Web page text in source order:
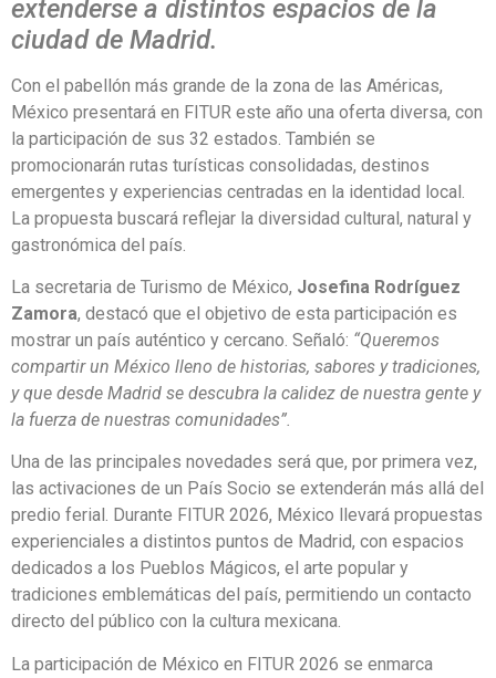
extenderse a distintos espacios de la
ciudad de Madrid.
Con el pabellón más grande de la zona de las Américas,
México presentará en FITUR este año una oferta diversa, con
la participación de sus 32 estados. También se
promocionarán rutas turísticas consolidadas, destinos
emergentes y experiencias centradas en la identidad local.
La propuesta buscará reflejar la diversidad cultural, natural y
gastronómica del país.
La secretaria de Turismo de México, Josefina Rodríguez
Zamora, destacó que el objetivo de esta participación es
mostrar un país auténtico y cercano. Señaló: “Queremos
compartir un México lleno de historias, sabores y tradiciones,
y que desde Madrid se descubra la calidez de nuestra gente y
la fuerza de nuestras comunidades”.
Una de las principales novedades será que, por primera vez,
las activaciones de un País Socio se extenderán más allá del
predio ferial. Durante FITUR 2026, México llevará propuestas
experienciales a distintos puntos de Madrid, con espacios
dedicados a los Pueblos Mágicos, el arte popular y
tradiciones emblemáticas del país, permitiendo un contacto
directo del público con la cultura mexicana.
La participación de México en FITUR 2026 se enmarca